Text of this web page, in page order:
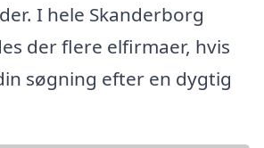
I hele Skanderborg
der flere elfirmaer, hvis
søgning efter en dygtig